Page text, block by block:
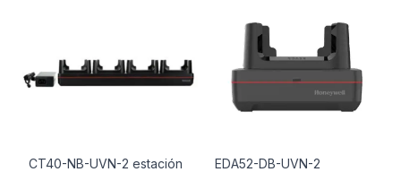
CT40-NB-UVN-2 estación
EDA52-DB-UVN-2